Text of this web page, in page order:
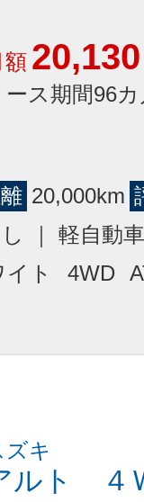
額 20,130
ース期間96
20,000km
｜ 軽自動車
ト 4WD
ズキ
ルト ４